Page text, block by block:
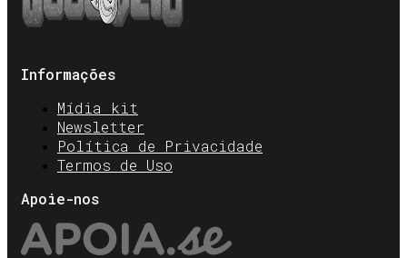
Informações
Mídia kit
Newsletter
Política de Privacidade
Termos de Uso
Apoie-nos